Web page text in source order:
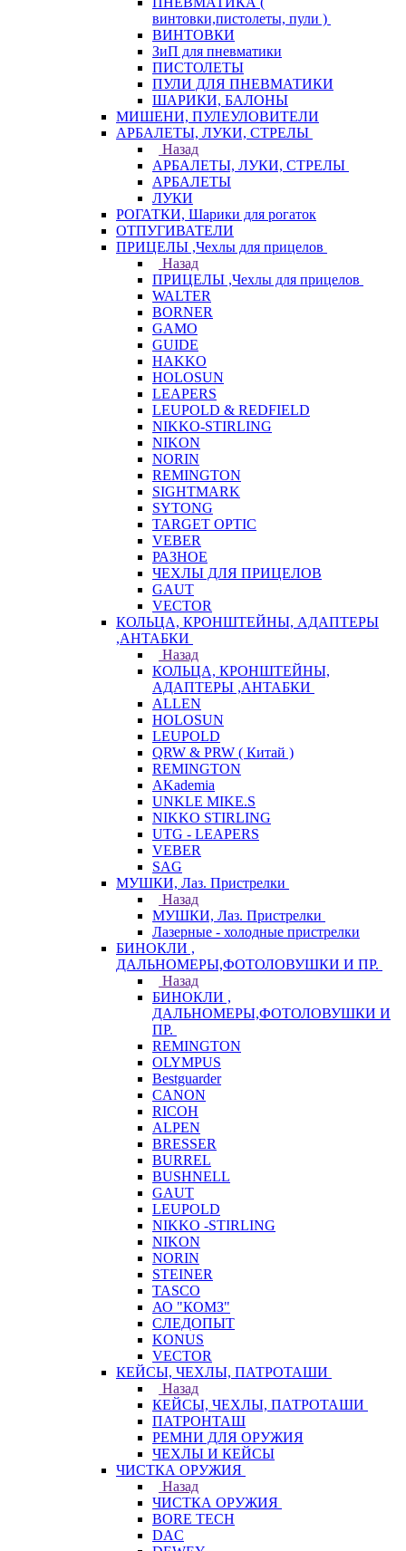
винтовки,пистолеты, пули )
ВИНТОВКИ
ЗиП для пневматики
ПИСТОЛЕТЫ
ПУЛИ ДЛЯ ПНЕВМАТИКИ
ШАРИКИ, БАЛОНЫ
МИШЕНИ, ПУЛЕУЛОВИТЕЛИ
АРБАЛЕТЫ, ЛУКИ, СТРЕЛЫ
Назад
АРБАЛЕТЫ, ЛУКИ, СТРЕЛЫ
АРБАЛЕТЫ
ЛУКИ
РОГАТКИ, Шарики для рогаток
ОТПУГИВАТЕЛИ
ПРИЦЕЛЫ ,Чехлы для прицелов
Назад
ПРИЦЕЛЫ ,Чехлы для прицелов
WALTER
BORNER
GAMO
GUIDE
HAKKO
HOLOSUN
LEAPERS
LEUPOLD & REDFIELD
NIKKO-STIRLING
NIKON
NORIN
REMINGTON
SIGHTMARK
SYTONG
TARGET OPTIC
VEBER
РАЗНОЕ
ЧЕХЛЫ ДЛЯ ПРИЦЕЛОВ
GAUT
VECTOR
КОЛЬЦА, КРОНШТЕЙНЫ, АДАПТЕРЫ
,АНТАБКИ
Назад
КОЛЬЦА, КРОНШТЕЙНЫ,
АДАПТЕРЫ ,АНТАБКИ
ALLEN
HOLOSUN
LEUPOLD
QRW & PRW ( Китай )
REMINGTON
AKademia
UNKLE MIKE.S
NIKKO STIRLING
UTG - LEAPERS
VEBER
SAG
МУШКИ, Лаз. Пристрелки
Назад
МУШКИ, Лаз. Пристрелки
Лазерные - холодные пристрелки
БИНОКЛИ ,
ДАЛЬНОМЕРЫ,ФОТОЛОВУШКИ И ПР.
Назад
БИНОКЛИ ,
ДАЛЬНОМЕРЫ,ФОТОЛОВУШКИ И
ПР.
REMINGTON
OLYMPUS
Bestguarder
CANON
RICOH
ALPEN
BRESSER
BURREL
BUSHNELL
GAUT
LEUPOLD
NIKKO -STIRLING
NIKON
NORIN
STEINER
TASCO
АО "КОМЗ"
СЛЕДОПЫТ
KONUS
VECTOR
КЕЙСЫ, ЧЕХЛЫ, ПАТРОТАШИ
Назад
КЕЙСЫ, ЧЕХЛЫ, ПАТРОТАШИ
ПАТРОНТАШ
РЕМНИ ДЛЯ ОРУЖИЯ
ЧЕХЛЫ И КЕЙСЫ
ЧИСТКА ОРУЖИЯ
Назад
ЧИСТКА ОРУЖИЯ
BORE TECH
DAC